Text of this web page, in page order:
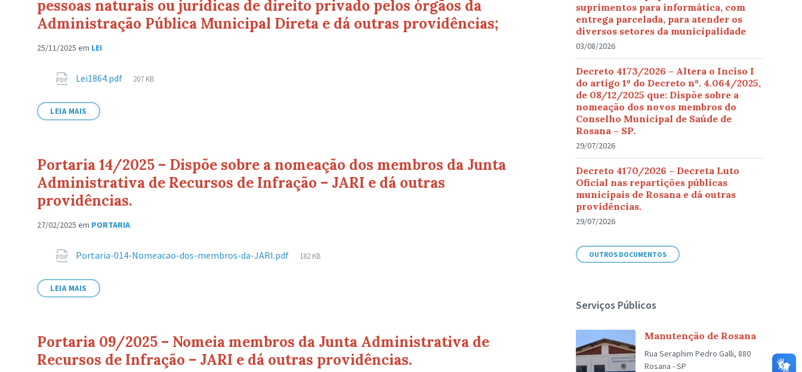
pessoas naturais ou jurídicas de direito privado pelos órgãos da
Administração Pública Municipal Direta e dá outras providências;
25/11/2025 em LEI
AnexosLei1864.pdf
Tamanho
207 KB
LEIA MAIS
Portaria 14/2025 – Dispõe sobre a nomeação dos membros da Junta
Administrativa de Recursos de Infração – JARI e dá outras
providências.
27/02/2025 em PORTARIA
AnexosPortaria-014-Nomeacao-dos-membros-da-JARI.pdf
Tamanho
182 KB
LEIA MAIS
Portaria 09/2025 – Nomeia membros da Junta Administrativa de
Recursos de Infração – JARI e dá outras providências.
suprimentos para informática, com
entrega parcelada, para atender os
diversos setores da municipalidade
03/08/2026
Decreto 4173/2026 – Altera o Inciso I
do artigo 1º do Decreto nº. 4.064/2025,
de 08/12/2025 que: Dispõe sobre a
nomeação dos novos membros do
Conselho Municipal de Saúde de
Rosana – SP.
29/07/2026
Decreto 4170/2026 – Decreta Luto
Oficial nas repartições públicas
municipais de Rosana e dá outras
providências.
29/07/2026
OUTROS DOCUMENTOS
Serviços Públicos
Manutenção de Rosana
Rua Seraphim Pedro Galli, 880
Rosana - SP